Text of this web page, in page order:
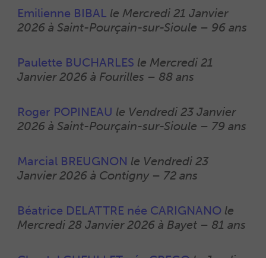
Emilienne BIBAL le Mercredi 21 Janvier
2026 à Saint-Pourçain-sur-Sioule – 96 ans
Paulette BUCHARLES le Mercredi 21
Janvier 2026 à Fourilles – 88 ans
Roger POPINEAU le Vendredi 23 Janvier
2026 à Saint-Pourçain-sur-Sioule – 79 ans
Marcial BREUGNON le Vendredi 23
Janvier 2026 à Contigny – 72 ans
Béatrice DELATTRE née CARIGNANO le
Mercredi 28 Janvier 2026 à Bayet – 81 ans